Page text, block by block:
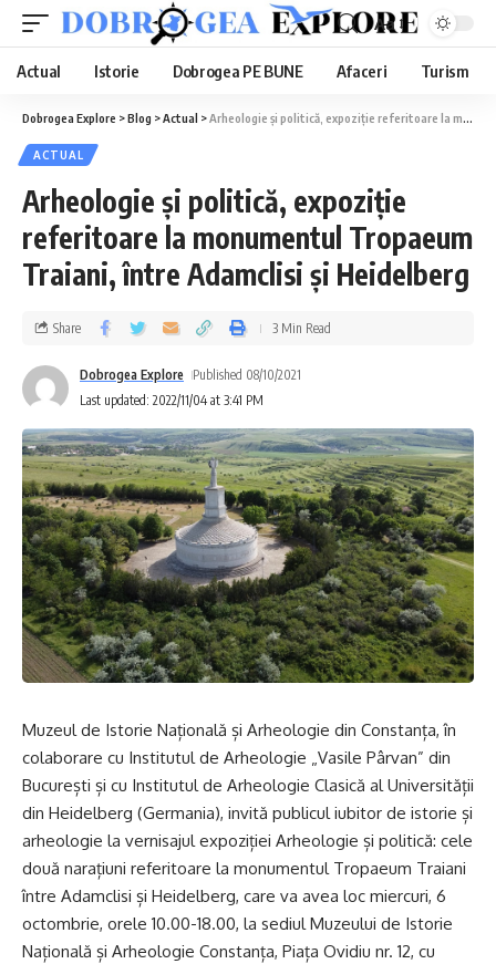
Aa
Actual Istorie Dobrogea PE BUNE Afaceri Turism
Dobrogea Explore >Blog >Actual >Arheologie și politică, expoziție referitoare la monumentul Tropaeum Traiani, între Adamclisi și Heidelberg
ACTUAL
Arheologie și politică, expoziție
referitoare la monumentul Tropaeum
Traiani, între Adamclisi și Heidelberg
Last updated: 2022/11/04 at 3:41 PM
Dobrogea Explore Published 08/10/2021
Share 3 Min Read
Muzeul de Istorie Națională și Arheologie din Constanța, în
colaborare cu Institutul de Arheologie „Vasile Pârvan” din
București și cu Institutul de Arheologie Clasică al Universității
din Heidelberg (Germania), invită publicul iubitor de istorie și
arheologie la vernisajul expoziției Arheologie și politică: cele
două narațiuni referitoare la monumentul Tropaeum Traiani
între Adamclisi și Heidelberg, care va avea loc miercuri, 6
octombrie, orele 10.00-18.00, la sediul Muzeului de Istorie
Națională și Arheologie Constanța, Piața Ovidiu nr. 12, cu